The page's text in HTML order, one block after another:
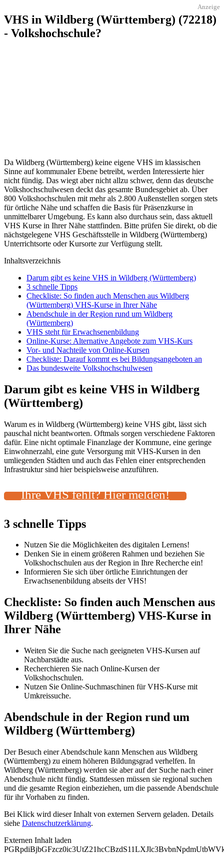
Anzeige
VHS in Wildberg (Württemberg) (72218)
- Volkshochschule?
Da Wildberg (Württemberg) keine eigene VHS im klassischen
Sinne auf kommunaler Ebene betreibt, werden Interessierte hier
nicht fündig. Das wiegt aber nicht allzu schwer, denn das deutsche
Volkshochschulwesen deckt das gesamte Bundesgebiet ab. Über
800 Volkshochschulen mit mehr als 2.800 Außenstellen sorgen stets
für örtliche Nähe und schaffen die Basis für Präsenzkurse in
unmittelbarer Umgebung. Es kann also durchaus sein, dass aktuell
VHS Kurse in Ihrer Nähe stattfinden. Bitte prüfen Sie direkt, ob die
nächstgelegene VHS Geschäftsstelle in Wildberg (Württemberg)
Unterrichtsorte oder Kursorte zur Verfügung stellt.
Inhaltsverzeichnis
Darum gibt es keine VHS in Wildberg (Württemberg)
3 schnelle Tipps
Checkliste: So finden auch Menschen aus Wildberg
(Württemberg) VHS-Kurse in Ihrer Nähe
Abendschule in der Region rund um Wildberg
(Württemberg)
VHS steht für Erwachsenenbildung
Online-Kurse: Alternative Angebote zum VHS-Kurs
Vor- und Nachteile von Online-Kursen
Checkliste: Darauf kommt es bei Bildungsangeboten an
Das bundesweite Volkshochschulwesen
Darum gibt es keine VHS in Wildberg
(Württemberg)
Warum es in Wildberg (Württemberg) keine VHS gibt, lässt sich
pauschal nicht beantworten. Oftmals sorgen verschiedene Faktoren
dafür. Eine nicht optimale Finanzlage der Kommune, eine geringe
Einwohnerzahl, eine gute Versorgung mit VHS-Kursen in den
umliegenden Städten und auch das Fehlen einer entsprechenden
Infrastruktur sind hier beispielsweise anzuführen.
Ihre VHS fehlt? Hier melden!
3 schnelle Tipps
Nutzen Sie die Möglichkeiten des digitalen Lernens!
Denken Sie in einem größeren Rahmen und beziehen Sie
Volkshochschulen aus der Region in Ihre Recherche ein!
Informieren Sie sich über örtliche Einrichtungen der
Erwachsenenbildung abseits der VHS!
Checkliste: So finden auch Menschen aus
Wildberg (Württemberg) VHS-Kurse in
Ihrer Nähe
Weiten Sie die Suche nach geeigneten VHS-Kursen auf
Nachbarstädte aus.
Recherchieren Sie nach Online-Kursen der
Volkshochschulen.
Nutzen Sie Online-Suchmaschinen für VHS-Kurse mit
Umkreissuche.
Abendschule in der Region rund um
Wildberg (Württemberg)
Der Besuch einer Abendschule kann Menschen aus Wildberg
(Württemberg) zu einem höheren Bildungsgrad verhelfen. In
Wildberg (Württemberg) werden sie aber auf der Suche nach einer
Abendschule nicht fündig. Stattdessen müssen sie regional suchen
und die gesamte Region einbeziehen, um die passende Abendschule
für ihr Vorhaben zu finden.
Bei Klick wird dieser Inhalt von externen Servern geladen. Details
siehe Datenschutzerklärung.
Externen Inhalt laden